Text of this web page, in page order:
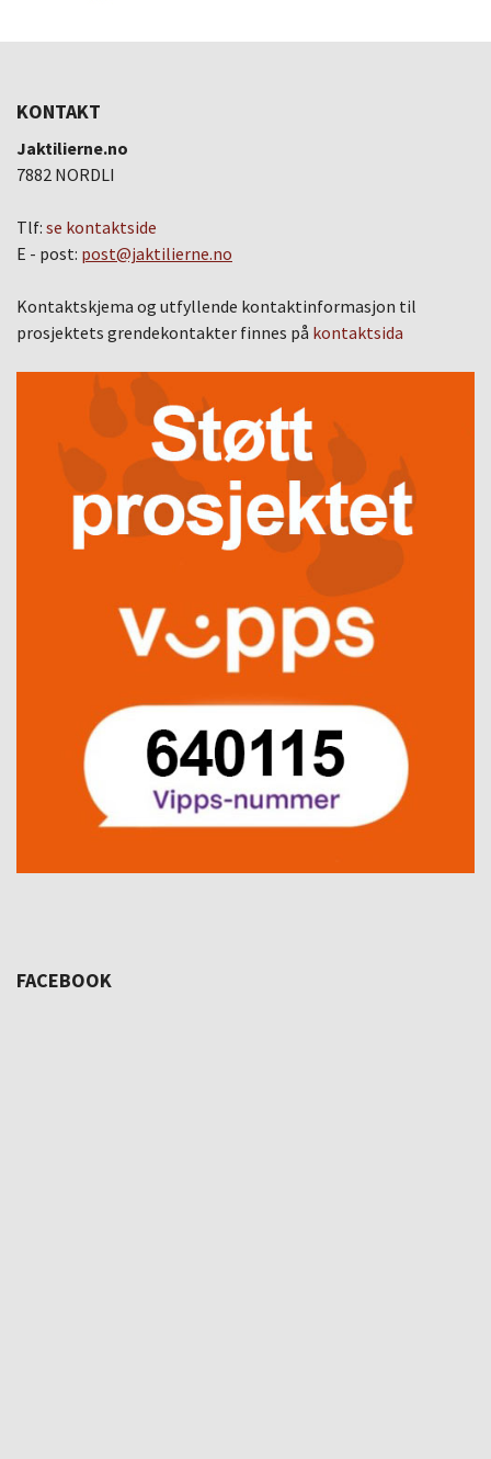
KONTAKT
Jaktilierne.no
7882 NORDLI
Tlf: se kontaktside
E - post: post@jaktilierne.no
Kontaktskjema og utfyllende kontaktinformasjon til
prosjektets grendekontakter finnes på kontaktsida
FACEBOOK